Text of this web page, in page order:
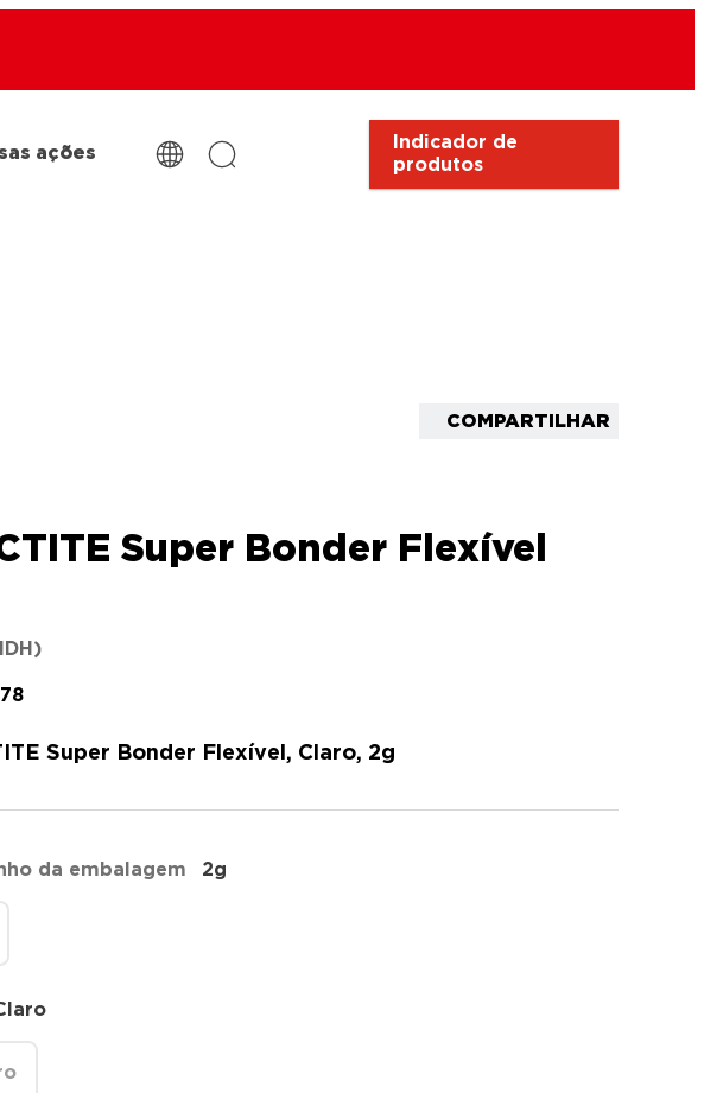
ações
Indicador de
produtos
COMPARTILHAR
Super Bonder Flexível
Super Bonder Flexível, Claro, 2g
da embalagem 2g